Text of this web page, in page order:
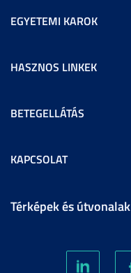
EGYETEMI KAROK
HASZNOS LINKEK
BETEGELLÁTÁS
KAPCSOLAT
Térképek és útvonalak